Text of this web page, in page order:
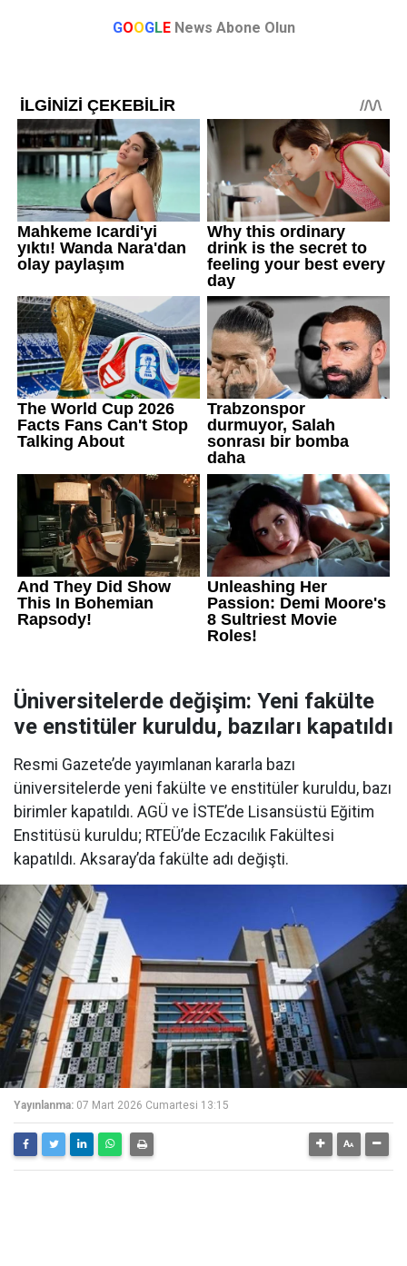
GOOGLE News Abone Olun
Üniversitelerde değişim: Yeni fakülte
ve enstitüler kuruldu, bazıları kapatıldı
Resmi Gazete’de yayımlanan kararla bazı
üniversitelerde yeni fakülte ve enstitüler kuruldu, bazı
birimler kapatıldı. AGÜ ve İSTE’de Lisansüstü Eğitim
Enstitüsü kuruldu; RTEÜ’de Eczacılık Fakültesi
kapatıldı. Aksaray’da fakülte adı değişti.
Yayınlanma: 07 Mart 2026 Cumartesi 13:15